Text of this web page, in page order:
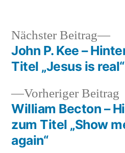
Vorheriger Beitrag
William Becton –
zum Titel „Show
again“
Nächster Beitrag
John P. Kee –
Titel „Jesus is real“